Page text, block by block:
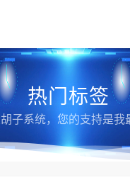
热门标签
子系统，您的支持是我